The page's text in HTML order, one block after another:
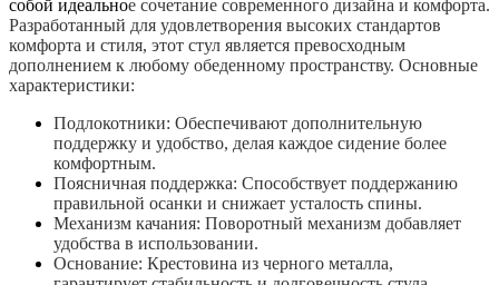
собой идеальное сочетание современного дизайна и комфорта.
Разработанный для удовлетворения высоких стандартов
комфорта и стиля, этот стул является превосходным
дополнением к любому обеденному пространству. Основные
характеристики:
Подлокотники: Обеспечивают дополнительную
поддержку и удобство, делая каждое сидение более
комфортным.
Поясничная поддержка: Способствует поддержанию
правильной осанки и снижает усталость спины.
Механизм качания: Поворотный механизм добавляет
удобства в использовании.
Основание: Крестовина из черного металла,